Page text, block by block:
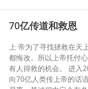
70亿传道和救恩
上 帝为了寻找拯救在天
都悔改。所以上帝托付
有人得救的机会。 进入
向70亿人类传上帝的话